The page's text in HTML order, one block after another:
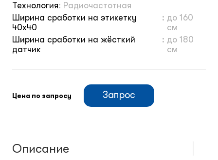
Технология: Радиочастотная
Ширина сработки на этикетку
40х40
: до 160
см
Ширина сработки на жёсткий
датчик
: до 180
см
Цена по запросу Запрос
Описание